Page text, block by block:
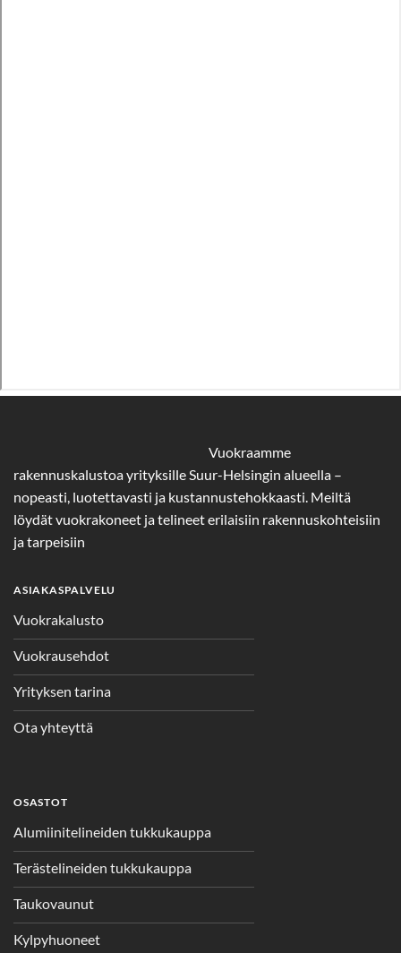
Vuokraamme
rakennuskalustoa yrityksille Suur-Helsingin alueella –
nopeasti, luotettavasti ja kustannustehokkaasti. Meiltä
löydät vuokrakoneet ja telineet erilaisiin rakennuskohteisiin
ja tarpeisiin
ASIAKASPALVELU
Vuokrakalusto
Vuokrausehdot
Yrityksen tarina
Ota yhteyttä
OSASTOT
Alumiinitelineiden tukkukauppa
Terästelineiden tukkukauppa
Taukovaunut
Kylpyhuoneet